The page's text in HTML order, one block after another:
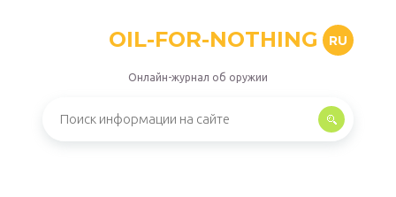
OIL-FOR-NOTHING RU
Онлайн-журнал об оружии